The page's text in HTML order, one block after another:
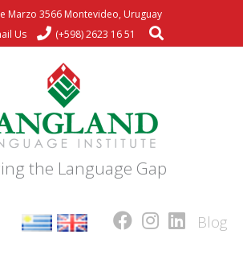
Marzo 3566 Montevideo, Uruguay
Us
(+598) 2623 16 51
the Language Gap
Blog